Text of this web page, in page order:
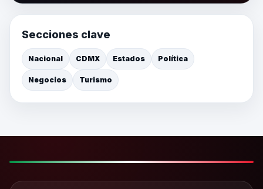
Secciones clave
Nacional CDMX Estados Política
Negocios Turismo